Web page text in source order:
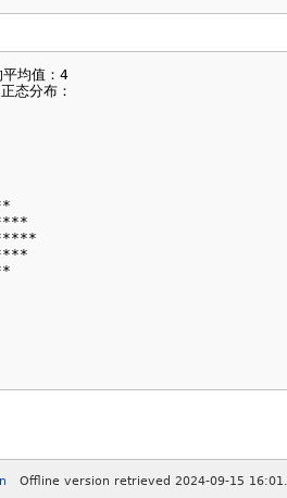
均值：4
态分布：
Offline version retrieved 2024-09-15 16:01.